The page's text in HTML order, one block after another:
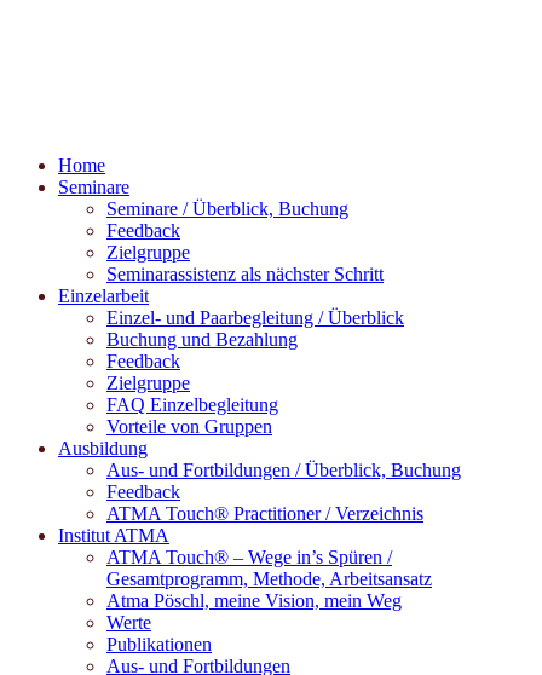
Home
Seminare
Seminare / Überblick, Buchung
Feedback
Zielgruppe
Seminarassistenz als nächster Schritt
Einzelarbeit
Einzel- und Paarbegleitung / Überblick
Buchung und Bezahlung
Feedback
Zielgruppe
FAQ Einzelbegleitung
Vorteile von Gruppen
Ausbildung
Aus- und Fortbildungen / Überblick, Buchung
Feedback
ATMA Touch® Practitioner / Verzeichnis
Institut ATMA
ATMA Touch® – Wege in’s Spüren /
Gesamtprogramm, Methode, Arbeitsansatz
Atma Pöschl, meine Vision, mein Weg
Werte
Publikationen
Aus- und Fortbildungen